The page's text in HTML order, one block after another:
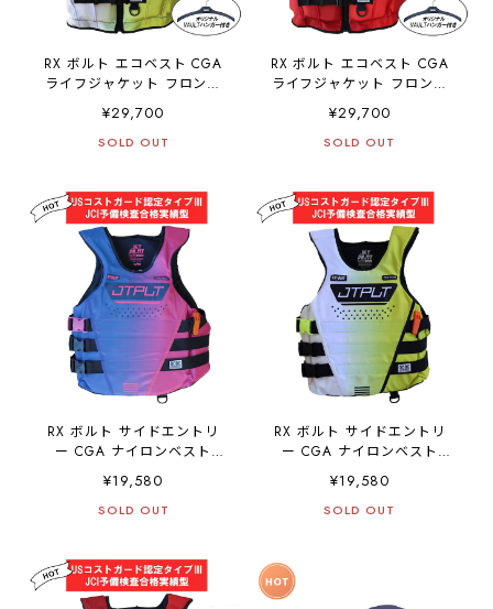
RX ボルト エコベスト CGA
ライフジャケット フロント
エントリー イエロー
JA25288CGA JETPILOT ジ
ェットパイロット
¥29,700
SOLD OUT
RX ボルト エコベスト CGA
ライフジャケット フロント
エントリー レッド
JA25288CGA JETPILOT ジ
ェットパイロット
¥29,700
SOLD OUT
RX ボルト サイドエントリ
ー CGA ナイロンベスト
(JA25129CGA) - ブルー
JETPILOT ジェットパイロッ
ト
¥19,580
SOLD OUT
RX ボルト サイドエントリ
ー CGA ナイロンベスト
(JA25129CGA) - イエロー
¥19,580
SOLD OUT